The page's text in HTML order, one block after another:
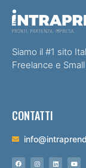
Siamo il #1 sito
Freelance e
CONTATTI